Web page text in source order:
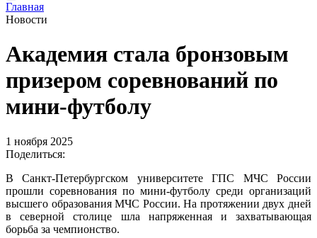
Главная
Новости
Академия стала бронзовым
призером соревнований по
мини-футболу
1 ноября 2025
Поделиться:
В Санкт-Петербургском университете ГПС МЧС России
прошли соревнования по мини-футболу среди организаций
высшего образования МЧС России. На протяжении двух дней
в северной столице шла напряженная и захватывающая
борьба за чемпионство.